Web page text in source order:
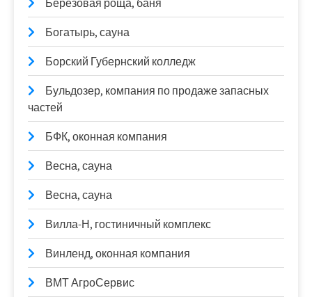
Берёзовая роща, баня
Богатырь, сауна
Борский Губернский колледж
Бульдозер, компания по продаже запасных
частей
БФК, оконная компания
Весна, сауна
Весна, сауна
Вилла-Н, гостиничный комплекс
Винленд, оконная компания
ВМТ АгроСервис